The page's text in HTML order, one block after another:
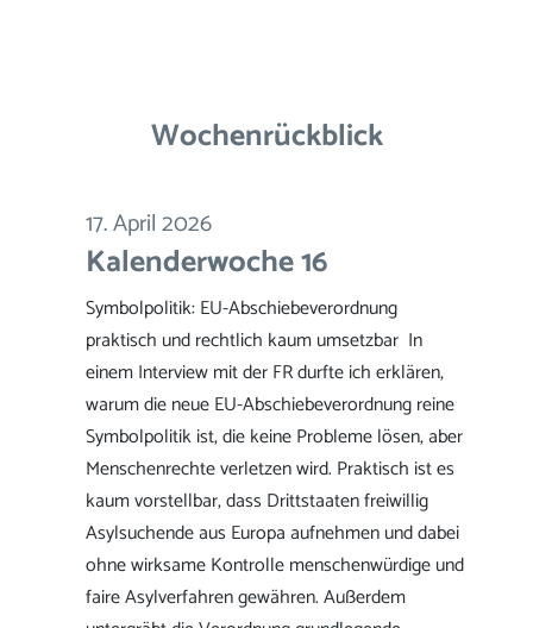
Wochenrückblick
17. April 2026
Kalenderwoche 16
Symbolpolitik: EU-Abschiebeverordnung
praktisch und rechtlich kaum umsetzbar In
einem Interview mit der FR durfte ich erklären,
warum die neue EU-Abschiebeverordnung reine
Symbolpolitik ist, die keine Probleme lösen, aber
Menschenrechte verletzen wird. Praktisch ist es
kaum vorstellbar, dass Drittstaaten freiwillig
Asylsuchende aus Europa aufnehmen und dabei
ohne wirksame Kontrolle menschenwürdige und
faire Asylverfahren gewähren. Außerdem